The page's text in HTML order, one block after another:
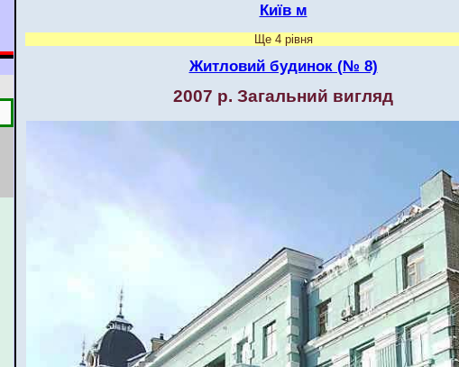
Київ м
Ще 4 рівня
Житловий будинок (№ 8)
2007 р. Загальний вигляд